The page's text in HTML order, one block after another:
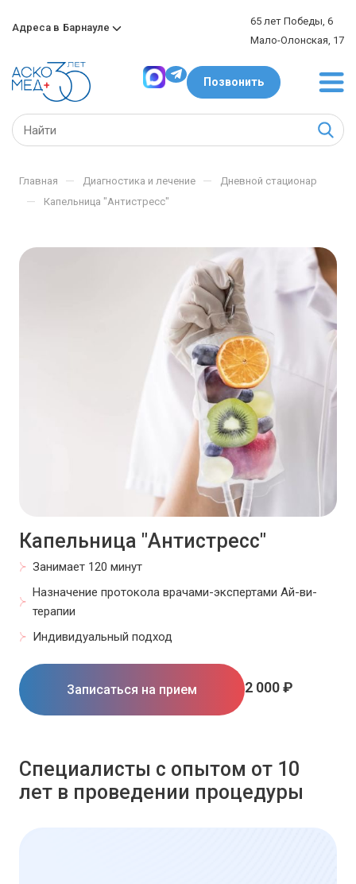
Адреса в Барнауле
65 лет Победы, 6
Мало-Олонская, 17
Позвонить
Главная — Диагностика и лечение — Дневной стационар
— Капельница "Антистресс"
Капельница "Антистресс"
Занимает 120 минут
Назначение протокола врачами-экспертами Ай-ви-
терапии
Индивидуальный подход
Записаться на прием 2 000 ₽
Специалисты с опытом от 10
лет в проведении процедуры